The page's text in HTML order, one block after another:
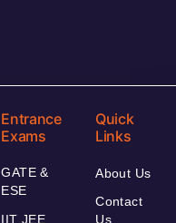
Entrance
Exams
GATE &
ESE
IIT JEE
Quick
Links
About Us
Contact
Us